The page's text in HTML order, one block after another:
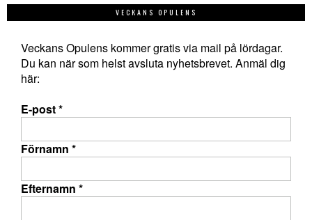
VECKANS OPULENS
Veckans Opulens kommer gratis via mail på lördagar.
Du kan när som helst avsluta nyhetsbrevet. Anmäl dig
här:
E-post*
Förnamn *
Efternamn *